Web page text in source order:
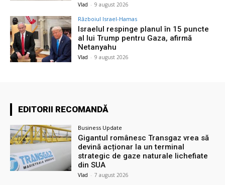
Vlad - 9 august 2026
Războiul Israel-Hamas
Israelul respinge planul în 15 puncte
al lui Trump pentru Gaza, afirmă
Netanyahu
Vlad - 9 august 2026
EDITORII RECOMANDĂ
Business Update
Gigantul românesc Transgaz vrea să
devină acționar la un terminal
strategic de gaze naturale lichefiate
din SUA
Vlad - 7 august 2026